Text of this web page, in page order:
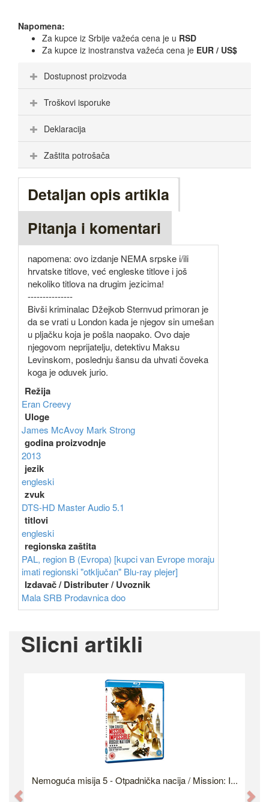
Napomena:
Za kupce iz Srbije važeća cena je u RSD
Za kupce iz inostranstva važeća cena je EUR / US$
Dostupnost proizvoda
Troškovi isporuke
Deklaracija
Zaštita potrošača
Detaljan opis artikla
Pitanja i komentari
napomena: ovo izdanje NEMA srpske i/ili
hrvatske titlove, već engleske titlove i još
nekoliko titlova na drugim jezicima!
---------------
Bivši kriminalac Džejkob Sternvud primoran je
da se vrati u London kada je njegov sin umešan
u pljačku koja je pošla naopako. Ovo daje
njegovom neprijatelju, detektivu Maksu
Levinskom, poslednju šansu da uhvati čoveka
koga je oduvek jurio.
Režija
Eran Creevy
Uloge
James McAvoy Mark Strong
godina proizvodnje
2013
jezik
engleski
zvuk
DTS-HD Master Audio 5.1
titlovi
engleski
regionska zaštita
PAL, region B (Evropa) [kupci van Evrope moraju
imati regionski "otključan" Blu-ray plejer]
Izdavač / Distributer / Uvoznik
Mala SRB Prodavnica doo
Slicni artikli
Nemoguća misija 5 - Otpadnička nacija / Mission: I...